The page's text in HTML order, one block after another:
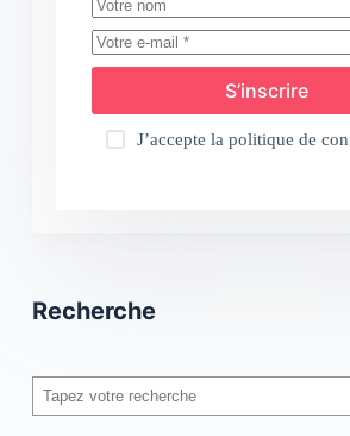
S’inscrire
J’accepte la politique de
Recherche
Rechercher